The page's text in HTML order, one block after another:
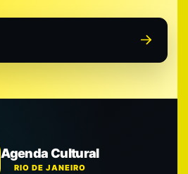
Agenda Cultural
RIO DE JANEIRO